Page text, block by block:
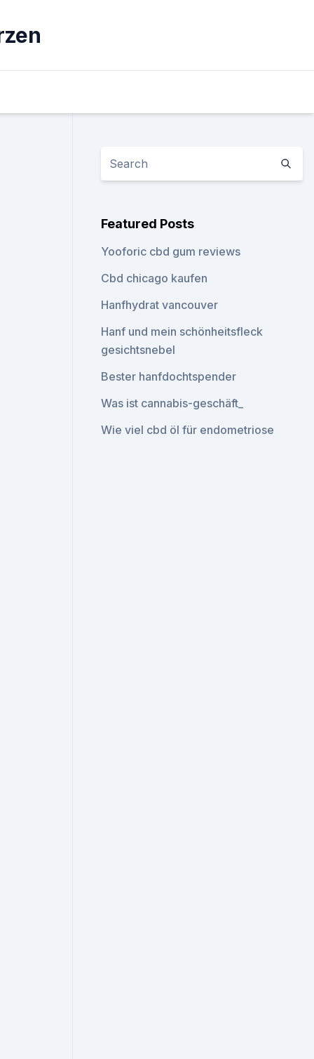
Featured Posts
Yooforic cbd gum reviews
Cbd chicago kaufen
Hanfhydrat vancouver
Hanf und mein schönheitsfleck
gesichtsnebel
Bester hanfdochtspender
Was ist cannabis-geschäft_
Wie viel cbd öl für endometriose